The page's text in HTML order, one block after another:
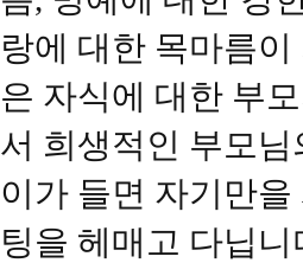
랑에 대한 목마름
은 자식에 대한 부
서 희생적인 부모
이가 들면 자기만
팅을 헤매고 다닙